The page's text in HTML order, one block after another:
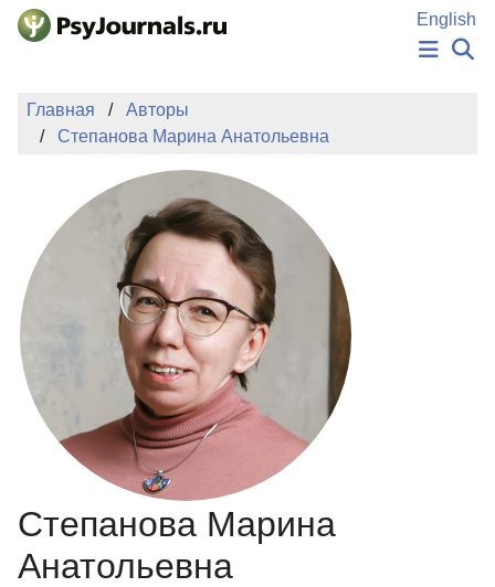
Перейти к основному содержанию
English
ИЗДАНИЯ
ПОДАТЬ РУКОПИСЬ
БАЗА ЗНАНИЙ
КЛЮЧЕВЫЕ СЛОВА
Регистрация
Главная
Авторы
Степанова Марина Анатольевна
Степанова Марина
Анатольевна